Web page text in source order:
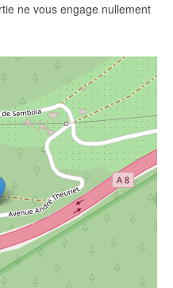
ne vous engage nullement